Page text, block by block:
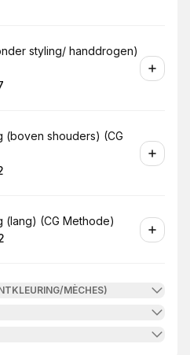
styling/ handdrogen)
(boven shouders) (CG
(lang) (CG Methode)
MÈCHES)